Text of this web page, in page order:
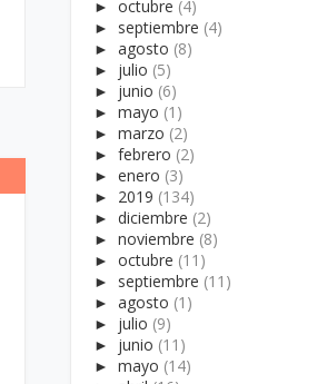
►octubre (4)
► septiembre (4)
►agosto (8)
► julio (5)
► junio (6)
►mayo (1)
►marzo (2)
►febrero (2)
►enero (3)
► 2019 (134)
►diciembre (2)
►noviembre (8)
►octubre (11)
► septiembre (11)
►agosto (1)
► julio (9)
► junio (11)
►mayo (14)